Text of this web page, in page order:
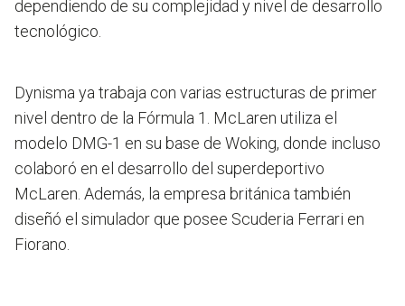
dependiendo de su complejidad y nivel de desarrollo
tecnológico.
Dynisma ya trabaja con varias estructuras de primer
nivel dentro de la Fórmula 1. McLaren utiliza el
modelo DMG-1 en su base de Woking, donde incluso
colaboró en el desarrollo del superdeportivo
McLaren. Además, la empresa británica también
diseñó el simulador que posee Scuderia Ferrari en
Fiorano.